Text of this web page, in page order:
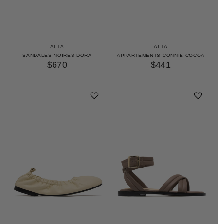
ALTA
SANDALES NOIRES DORA
$670
ALTA
APPARTEMENTS CONNIE COCOA
$441